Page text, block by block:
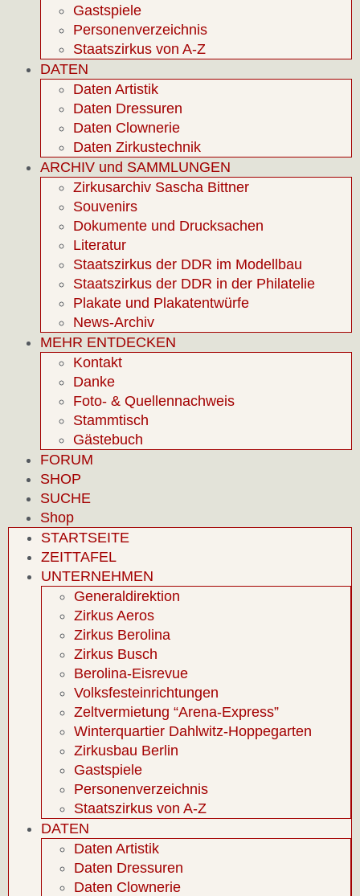
Gastspiele
Personenverzeichnis
Staatszirkus von A-Z
DATEN
Daten Artistik
Daten Dressuren
Daten Clownerie
Daten Zirkustechnik
ARCHIV und SAMMLUNGEN
Zirkusarchiv Sascha Bittner
Souvenirs
Dokumente und Drucksachen
Literatur
Staatszirkus der DDR im Modellbau
Staatszirkus der DDR in der Philatelie
Plakate und Plakatentwürfe
News-Archiv
MEHR ENTDECKEN
Kontakt
Danke
Foto- & Quellennachweis
Stammtisch
Gästebuch
FORUM
SHOP
SUCHE
Shop
STARTSEITE
ZEITTAFEL
UNTERNEHMEN
Generaldirektion
Zirkus Aeros
Zirkus Berolina
Zirkus Busch
Berolina-Eisrevue
Volksfesteinrichtungen
Zeltvermietung “Arena-Express”
Winterquartier Dahlwitz-Hoppegarten
Zirkusbau Berlin
Gastspiele
Personenverzeichnis
Staatszirkus von A-Z
DATEN
Daten Artistik
Daten Dressuren
Daten Clownerie